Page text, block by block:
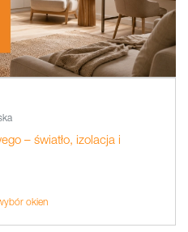
– światło, izolacja i
okien